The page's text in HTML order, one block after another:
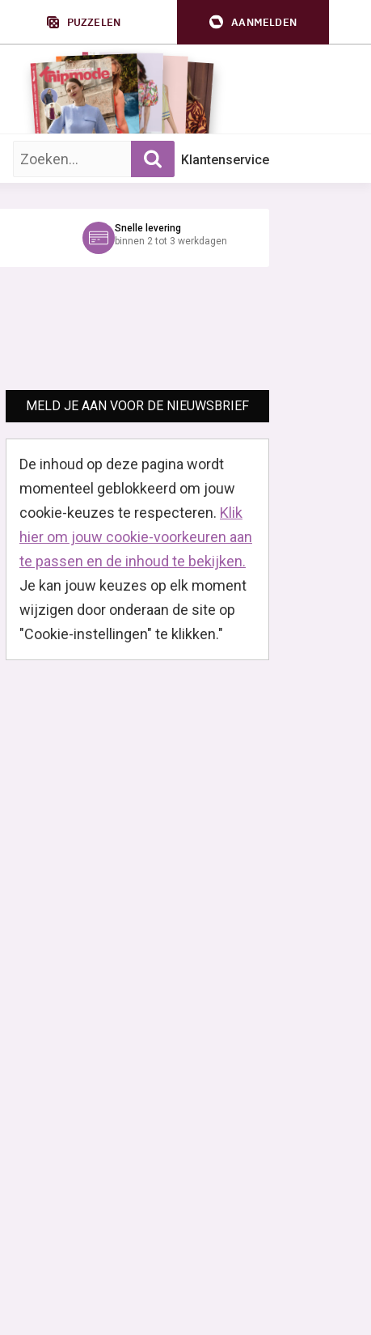
PUZZELEN AANMELDEN
Zoek op trefwoord: Klantenservice
Snelle levering
binnen 2 tot 3 werkdagen
MELD JE AAN VOOR DE NIEUWSBRIEF
De inhoud op deze pagina wordt
momenteel geblokkeerd om jouw
cookie-keuzes te respecteren. Klik
hier om jouw cookie-voorkeuren aan
te passen en de inhoud te bekijken.
Je kan jouw keuzes op elk moment
wijzigen door onderaan de site op
"Cookie-instellingen" te klikken."